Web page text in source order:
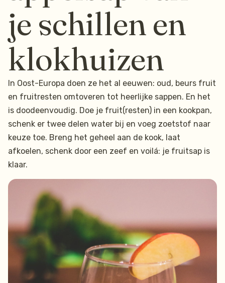
je schillen en
klokhuizen
In Oost-Europa doen ze het al eeuwen: oud, beurs fruit
en fruitresten omtoveren tot heerlijke sappen. En het
is doodeenvoudig. Doe je fruit(resten) in een kookpan,
schenk er twee delen water bij en voeg zoetstof naar
keuze toe. Breng het geheel aan de kook, laat
afkoelen, schenk door een zeef en voilá: je fruitsap is
klaar.